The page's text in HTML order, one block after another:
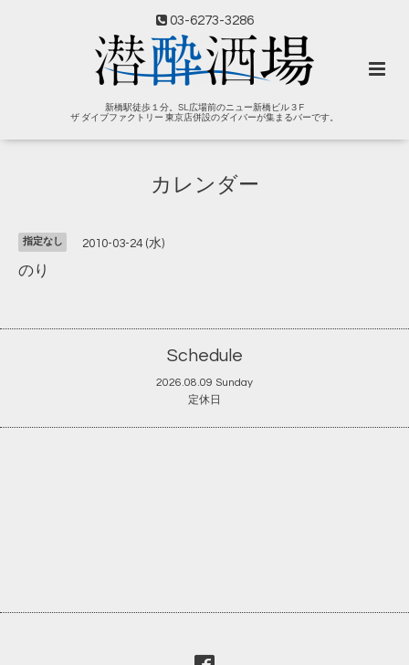
03-6273-3286
新橋駅徒歩１分。SL広場前のニュー新橋ビル３F
ザ ダイブファクトリー 東京店併設のダイバーが集まるバーです。
カレンダー
指定なし 2010-03-24 (水)
のり
Schedule
2026.08.09 Sunday
定休日